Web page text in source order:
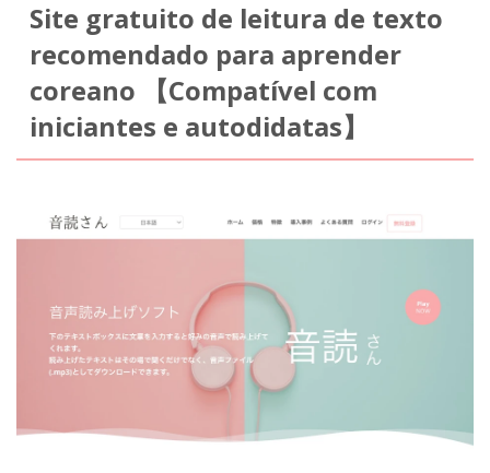
Site gratuito de leitura de texto
recomendado para aprender
coreano 【Compatível com
iniciantes e autodidatas】